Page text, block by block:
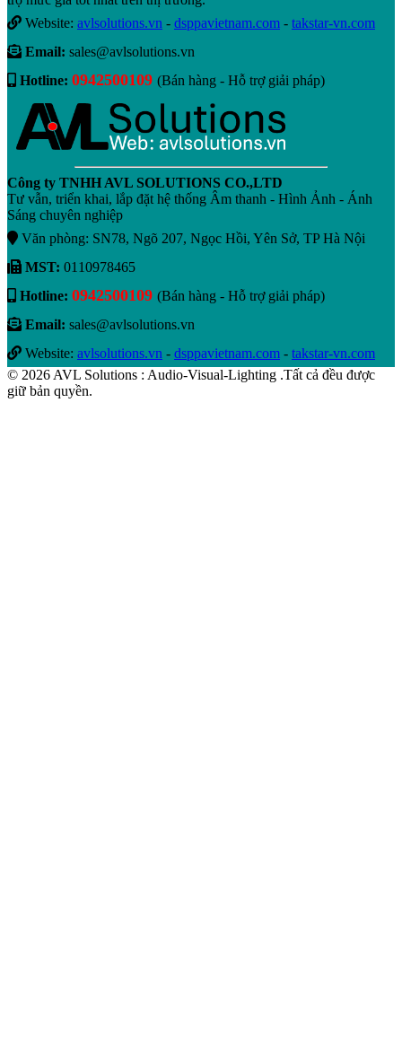
Website: avlsolutions.vn - dsppavietnam.com - takstar-vn.com
Email: sales@avlsolutions.vn
Hotline: 0942500109 (Bán hàng - Hỗ trợ giải pháp)
Công ty TNHH AVL SOLUTIONS CO.,LTD
Tư vẫn, triển khai, lắp đặt hệ thống Âm thanh - Hình Ảnh - Ánh
Sáng chuyên nghiệp
Văn phòng: SN78, Ngõ 207, Ngọc Hồi, Yên Sở, TP Hà Nội
MST: 0110978465
Hotline: 0942500109 (Bán hàng - Hỗ trợ giải pháp)
Email: sales@avlsolutions.vn
Website: avlsolutions.vn - dsppavietnam.com - takstar-vn.com
© 2026 AVL Solutions : Audio-Visual-Lighting .Tất cả đều được
giữ bản quyền.